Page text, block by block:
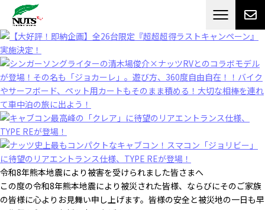
日本最大級のキャンピングカーメーカー
RV[テレビCM放送]
令和8年熊本地震により被害を受けられました皆さまへ
この度の令和8年熊本地震により被災された皆様、ならびにそのご家族
の皆様に心よりお見舞い申し上げます。皆様の安全と被災地の一日も早